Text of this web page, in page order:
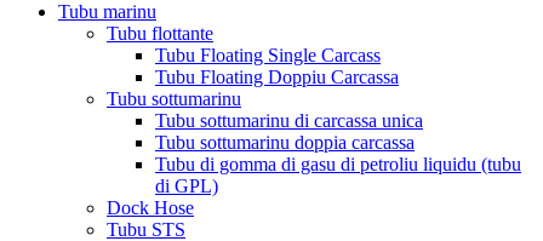
Tubu marinu
Tubu flottante
Tubu Floating Single Carcass
Tubu Floating Doppiu Carcassa
Tubu sottumarinu
Tubu sottumarinu di carcassa unica
Tubu sottumarinu doppia carcassa
Tubu di gomma di gasu di petroliu liquidu (tubu
di GPL)
Dock Hose
Tubu STS